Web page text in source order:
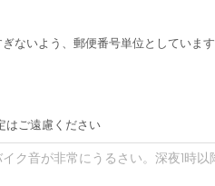
ないよう、郵便番号単位としています
はご遠慮ください